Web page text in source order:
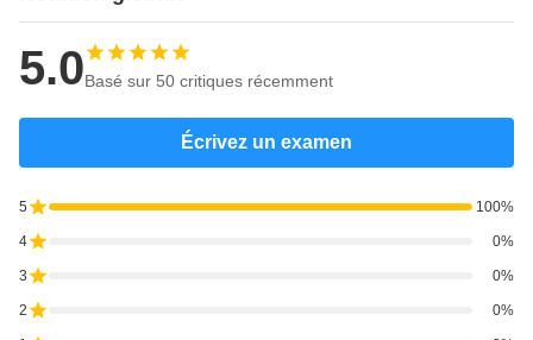
5.0Basé sur 50 critiques récemment
Écrivez un examen
5 100%
4 0%
3 0%
2 0%